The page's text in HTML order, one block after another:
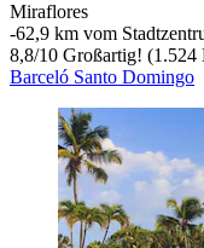
Miraflores
‐62,9 km vom
8,8/10 Großartig! (1.524
Barceló Santo Domingo